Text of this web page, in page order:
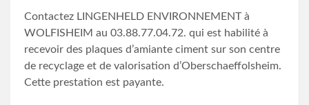
Contactez LINGENHELD ENVIRONNEMENT à
WOLFISHEIM au 03.88.77.04.72. qui est habilité à
recevoir des plaques d’amiante ciment sur son centre
de recyclage et de valorisation d’Oberschaeffolsheim.
Cette prestation est payante.